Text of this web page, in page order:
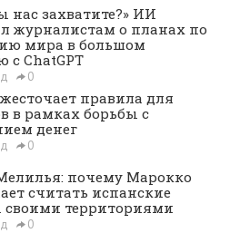
нас захватите?» ИИ
журналистам о планах по
мира в большом
с ChatGPT
0
правила для
в рамках борьбы с
денег
0
почему Марокко
считать испанские
своими территориями
0